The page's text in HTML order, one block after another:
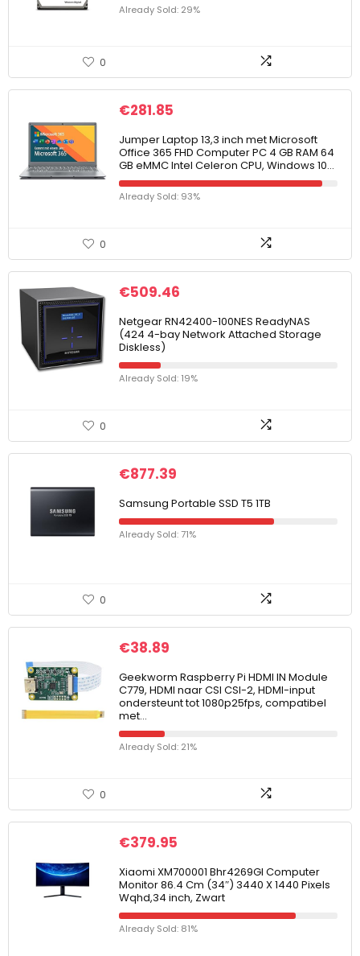
Already Sold: 29%
0
€281.85
Jumper Laptop 13,3 inch met Microsoft
Office 365 FHD Computer PC 4 GB RAM 64
GB eMMC Intel Celeron CPU, Windows 10…
Already Sold: 93%
0
€509.46
Netgear RN42400-100NES ReadyNAS
(424 4-bay Network Attached Storage
Diskless)
Already Sold: 19%
0
€877.39
Samsung Portable SSD T5 1TB
Already Sold: 71%
0
€38.89
Geekworm Raspberry Pi HDMI IN Module
C779, HDMI naar CSI CSI-2, HDMI-input
ondersteunt tot 1080p25fps, compatibel
met…
Already Sold: 21%
0
€379.95
Xiaomi XM700001 Bhr4269Gl Computer
Monitor 86.4 Cm (34″) 3440 X 1440 Pixels
Wqhd,34 inch, Zwart
Already Sold: 81%